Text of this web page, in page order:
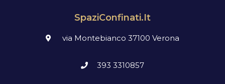
SpaziConfinati.it
via Montebianco 37100 Verona
393 3310857